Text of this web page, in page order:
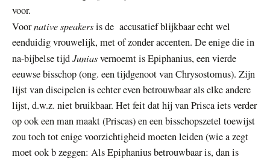
voor.
Voornative speakersis de accusatief blijkbaar echt wel
eenduidig vrouwelijk, met of zonder accenten. De enige die in
na-bijbelse tijdJuniasvernoemt is Epiphanius, een vierde
eeuwse bisschop (ong. een tijdgenoot van Chrysostomus). Zijn
lijst van discipelen is echter even betrouwbaar als elke andere
lijst, d.w.z. niet bruikbaar. Het feit dat hij van Prisca iets verder
op ook een man maakt (Priscas) en een bisschopszetel toewijst
zou toch tot enige voorzichtigheid moeten leiden (wie a zegt
moet ook b zeggen: Als Epiphanius betrouwbaar is, dan is